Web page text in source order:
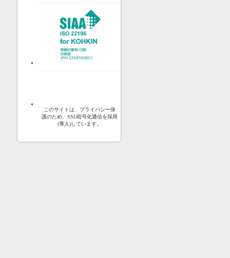
このサイトは、プライバシー保
護のため、SSL暗号化通信を採用
(導入)しています。